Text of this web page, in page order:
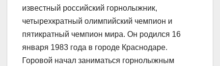
известный российский горнолыжник,
четырехкратный олимпийский чемпион и
пятикратный чемпион мира. Он родился 16
января 1983 года в городе Краснодаре.
Горовой начал заниматься горнолыжным